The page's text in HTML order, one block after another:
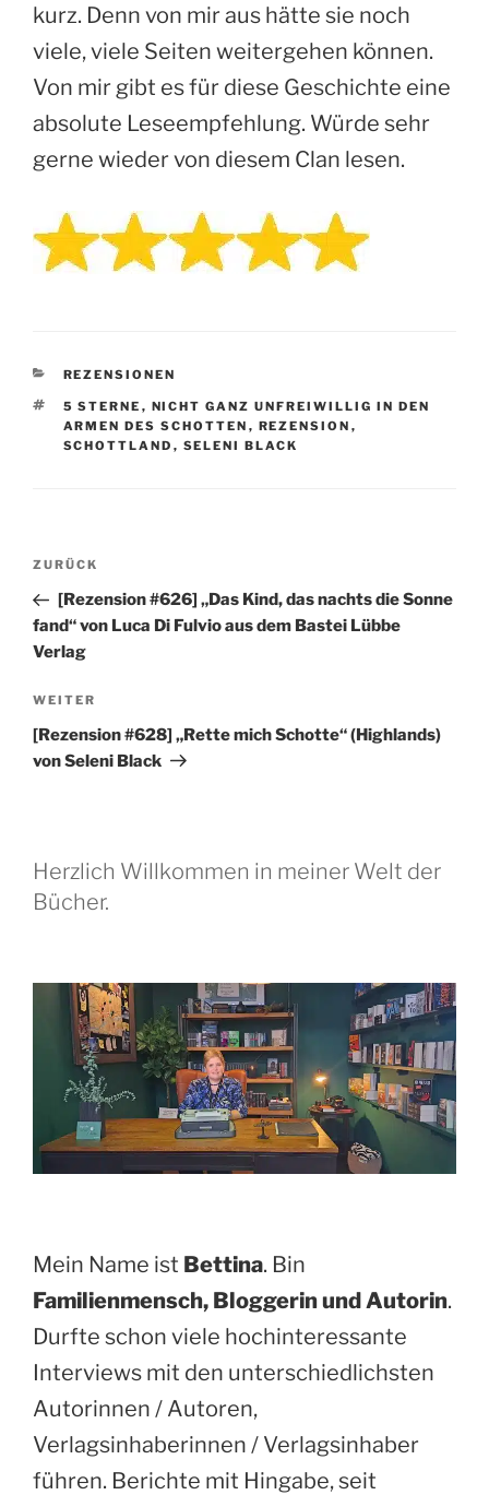
kurz. Denn von mir aus hätte sie noch
viele, viele Seiten weitergehen können.
Von mir gibt es für diese Geschichte eine
absolute Leseempfehlung. Würde sehr
gerne wieder von diesem Clan lesen.
KATEGORIEN
REZENSIONEN
SCHLAGWÖRTER
5 STERNE , NICHT GANZ UNFREIWILLIG IN DEN
ARMEN DES SCHOTTEN , REZENSION ,
SCHOTTLAND , SELENI BLACK
Beitragsnavigation
Vorheriger
Beitrag
ZURÜCK
[Rezension #626] „Das Kind, das nachts die Sonne
fand“ von Luca Di Fulvio aus dem Bastei Lübbe
Verlag
Nächster
Beitrag
WEITER
[Rezension #628] „Rette mich Schotte“ (Highlands)
von Seleni Black
Herzlich Willkommen in meiner Welt der
Bücher.
Mein Name ist Bettina. Bin
Familienmensch, Bloggerin und Autorin.
Durfte schon viele hochinteressante
Interviews mit den unterschiedlichsten
Autorinnen / Autoren,
Verlagsinhaberinnen / Verlagsinhaber
führen. Berichte mit Hingabe, seit